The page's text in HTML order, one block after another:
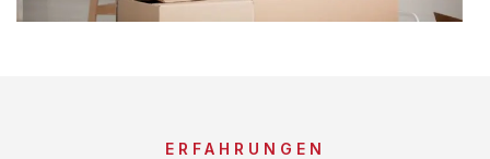
ERFAHRUNGEN